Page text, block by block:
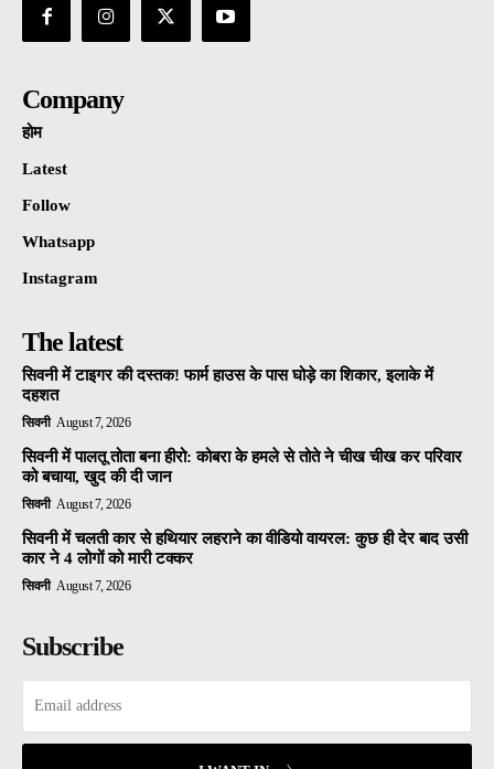
Company
होम
Latest
Follow
Whatsapp
Instagram
The latest
सिवनी में टाइगर की दस्तक! फार्म हाउस के पास घोड़े का शिकार, इलाके में
दहशत
सिवनी August 7, 2026
सिवनी में पालतू तोता बना हीरो: कोबरा के हमले से तोते ने चीख चीख कर परिवार
को बचाया, खुद की दी जान
सिवनी August 7, 2026
सिवनी में चलती कार से हथियार लहराने का वीडियो वायरल: कुछ ही देर बाद उसी
कार ने 4 लोगों को मारी टक्कर
सिवनी August 7, 2026
Subscribe